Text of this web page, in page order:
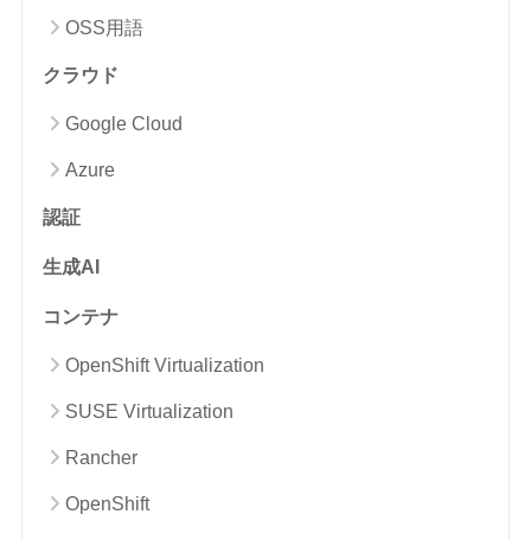
OSS用語
クラウド
Google Cloud
Azure
認証
生成AI
コンテナ
OpenShift Virtualization
SUSE Virtualization
Rancher
OpenShift